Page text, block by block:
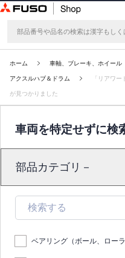
ホーム 車軸、ブレーキ、ホイール
アクスルハブ＆ドラム 「リアワ
が見つかりました
車両を特定せずに検
部品カテゴリ－
ベアリング（ボール、ロー